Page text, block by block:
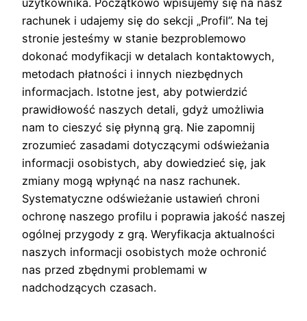
rachunek i udajemy się do sekcji „Profil”. Na tej
stronie jesteśmy w stanie bezproblemowo
dokonać modyfikacji w detalach kontaktowych,
metodach płatności i innych niezbędnych
informacjach. Istotne jest, aby potwierdzić
prawidłowość naszych detali, gdyż umożliwia
nam to cieszyć się płynną grą. Nie zapomnij
zrozumieć zasadami dotyczącymi odświeżania
informacji osobistych, aby dowiedzieć się, jak
zmiany mogą wpłynąć na nasz rachunek.
Systematyczne odświeżanie ustawień chroni
ochronę naszego profilu i poprawia jakość naszej
ogólnej przygody z grą. Weryfikacja aktualności
naszych informacji osobistych może ochronić
nas przed zbędnymi problemami w
nadchodzących czasach.